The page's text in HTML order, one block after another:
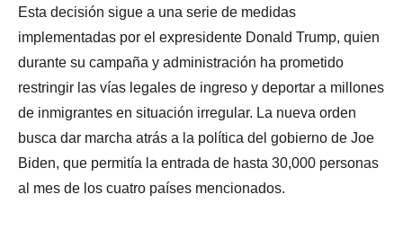
Esta decisión sigue a una serie de medidas
implementadas por el expresidente Donald Trump, quien
durante su campaña y administración ha prometido
restringir las vías legales de ingreso y deportar a millones
de inmigrantes en situación irregular. La nueva orden
busca dar marcha atrás a la política del gobierno de Joe
Biden, que permitía la entrada de hasta 30,000 personas
al mes de los cuatro países mencionados.